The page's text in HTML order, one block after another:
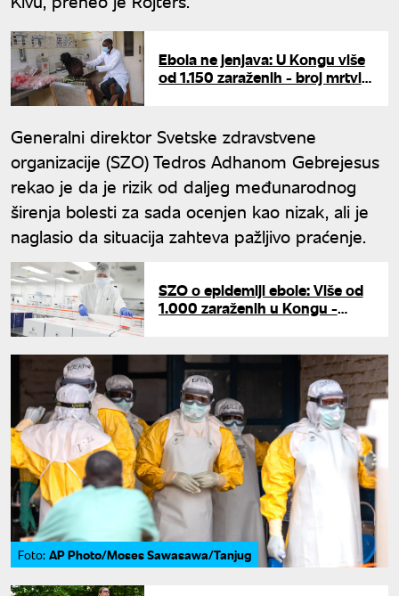
Ebola ne jenjava: U Kongu više
od 1.150 zaraženih - broj mrtvih
Generalni direktor Svetske zdravstvene
organizacije (SZO) Tedros Adhanom Gebrejesus
rekao je da je rizik od daljeg međunarodnog
širenja bolesti za sada ocenjen kao nizak, ali je
naglasio da situacija zahteva pažljivo praćenje.
SZO o epidemiji ebole: Više od
1.000 zaraženih u Kongu -
Foto: AP Photo/Moses Sawasawa/Tanjug